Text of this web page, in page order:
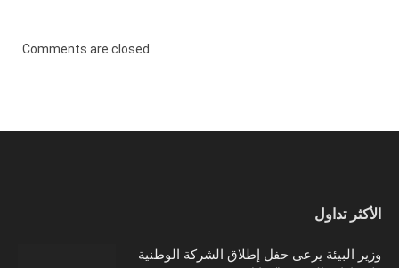
Comments are closed.
الأكثر تداول
وزير البيئة يرعى حفل إطلاق الشركة الوطنية